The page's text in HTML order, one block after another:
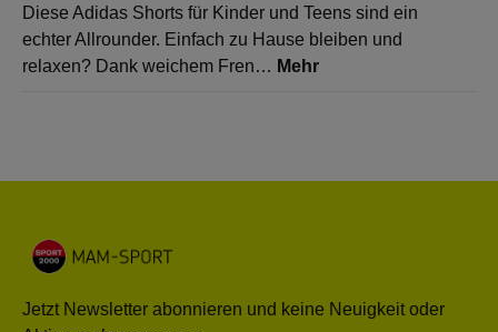
Diese Adidas Shorts für Kinder und Teens sind ein
echter Allrounder. Einfach zu Hause bleiben und
relaxen? Dank weichem Fren… Mehr
Jetzt Newsletter abonnieren und keine Neuigkeit oder